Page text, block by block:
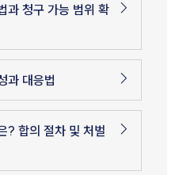
과 청구 가능 범위 확
과 대응법
? 합의 절차 및 처벌